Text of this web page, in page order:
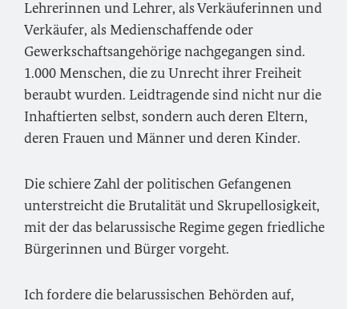
Lehrerinnen und Lehrer, als Verkäuferinnen und
Verkäufer, als Medienschaffende oder
Gewerkschaftsangehörige nachgegangen sind.
1.000 Menschen, die zu Unrecht ihrer Freiheit
beraubt wurden. Leidtragende sind nicht nur die
Inhaftierten selbst, sondern auch deren Eltern,
deren Frauen und Männer und deren Kinder.
Die schiere Zahl der politischen Gefangenen
unterstreicht die Brutalität und Skrupellosigkeit,
mit der das belarussische Regime gegen friedliche
Bürgerinnen und Bürger vorgeht.
Ich fordere die belarussischen Behörden auf,